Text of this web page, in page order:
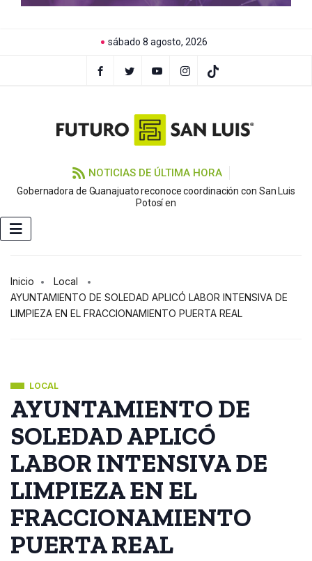
sábado 8 agosto, 2026
NOTICIAS DE ÚLTIMA HORA
Gobernadora de Guanajuato reconoce coordinación con San Luis
Potosí en
Inicio
Local
AYUNTAMIENTO DE SOLEDAD APLICÓ LABOR INTENSIVA DE
LIMPIEZA EN EL FRACCIONAMIENTO PUERTA REAL
LOCAL
AYUNTAMIENTO DE
SOLEDAD APLICÓ
LABOR INTENSIVA DE
LIMPIEZA EN EL
FRACCIONAMIENTO
PUERTA REAL